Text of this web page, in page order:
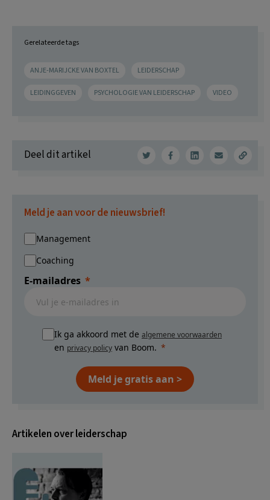
Gerelateerde tags
ANJE-MARIJCKE VAN BOXTEL LEIDERSCHAP
LEIDINGGEVEN PSYCHOLOGIE VAN LEIDERSCHAP VIDEO
Deel dit artikel
Meld je aan voor de nieuwsbrief!
Management
Coaching
E-mailadres
Ik ga akkoord met de algemene voorwaarden
en privacy policy van Boom.
Meld je gratis aan >
Artikelen over leiderschap